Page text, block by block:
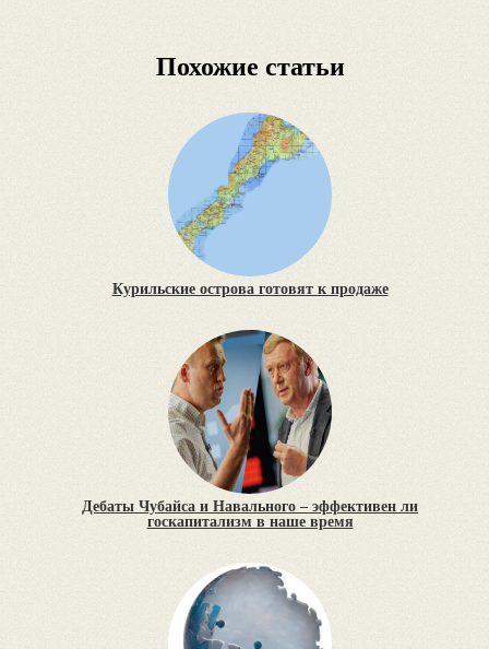
Похожие статьи
Курильские острова готовят к продаже
Дебаты Чубайса и Навального – эффективен ли
госкапитализм в наше время